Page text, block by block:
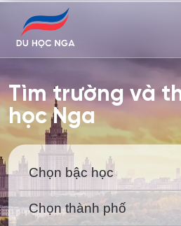
Tìm trường và
học Nga